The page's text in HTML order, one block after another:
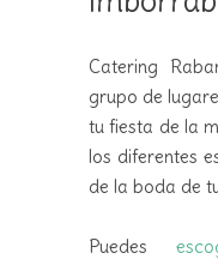
Catering
grupo de
tu fiesta de la
los diferentes
de la boda de
Puedes